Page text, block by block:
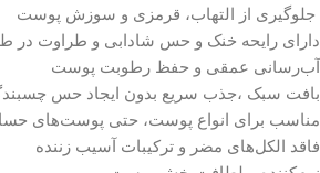
جلوگیری از التهاب، قرمزی و سوزش پوست
دارای رایحه خنک و حس شادابی و طراوت در
آب‌رسانی عمقی و حفظ رطوبت پوست
بافت سبک ،جذب سریع بدون ایجاد حس
مناسب برای انواع پوست، حتی پوست‌های
فاقد الکل‌های مضر و ترکیبات آسیب‌ زننده